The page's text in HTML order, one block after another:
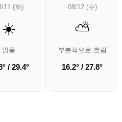
11 (화)
☀️
맑음
/ 29.4°
08/12 (수)
⛅
부분적으로 흐림
16.2° / 27.8°